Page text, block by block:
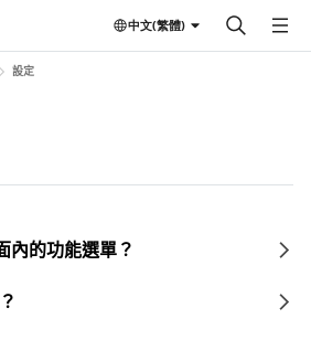
中文(繁體)
設定
內的功能選單？